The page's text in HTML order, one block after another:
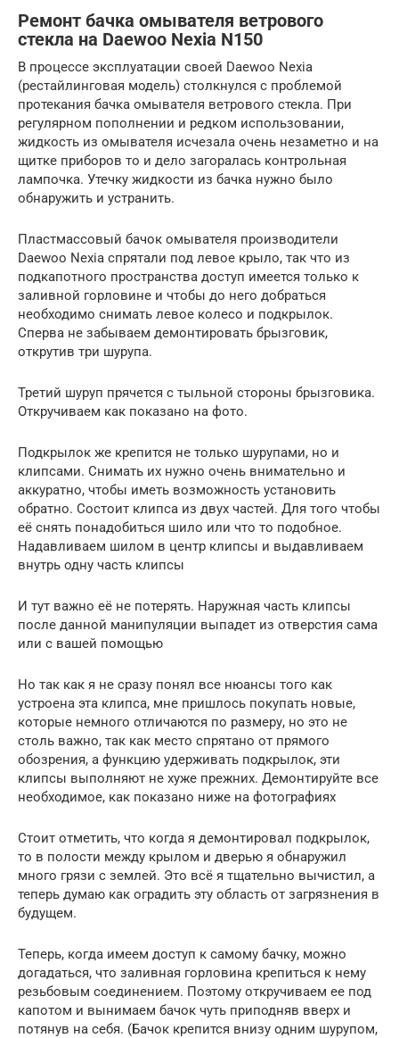
Ремонт бачка омывателя ветрового
стекла на Daewoo Nexia N150
В процессе эксплуатации своей Daewoo Nexia
(рестайлинговая модель) столкнулся с проблемой
протекания бачка омывателя ветрового стекла. При
регулярном пополнении и редком использовании,
жидкость из омывателя исчезала очень незаметно и на
щитке приборов то и дело загоралась контрольная
лампочка. Утечку жидкости из бачка нужно было
обнаружить и устранить.
Пластмассовый бачок омывателя производители
Daewoo Nexia спрятали под левое крыло, так что из
подкапотного пространства доступ имеется только к
заливной горловине и чтобы до него добраться
необходимо снимать левое колесо и подкрылок.
Сперва не забываем демонтировать брызговик,
открутив три шурупа.
Третий шуруп прячется с тыльной стороны брызговика.
Откручиваем как показано на фото.
Подкрылок же крепится не только шурупами, но и
клипсами. Снимать их нужно очень внимательно и
аккуратно, чтобы иметь возможность установить
обратно. Состоит клипса из двух частей. Для того чтобы
её снять понадобиться шило или что то подобное.
Надавливаем шилом в центр клипсы и выдавливаем
внутрь одну часть клипсы
И тут важно её не потерять. Наружная часть клипсы
после данной манипуляции выпадет из отверстия сама
или с вашей помощью
Но так как я не сразу понял все нюансы того как
устроена эта клипса, мне пришлось покупать новые,
которые немного отличаются по размеру, но это не
столь важно, так как место спрятано от прямого
обозрения, а функцию удерживать подкрылок, эти
клипсы выполняют не хуже прежних. Демонтируйте все
необходимое, как показано ниже на фотографиях
Стоит отметить, что когда я демонтировал подкрылок,
то в полости между крылом и дверью я обнаружил
много грязи с землей. Это всё я тщательно вычистил, а
теперь думаю как оградить эту область от загрязнения в
будущем.
Теперь, когда имеем доступ к самому бачку, можно
догадаться, что заливная горловина крепиться к нему
резьбовым соединением. Поэтому откручиваем ее под
капотом и вынимаем бачок чуть приподняв вверх и
потянув на себя. (Бачок крепится внизу одним шурупом,